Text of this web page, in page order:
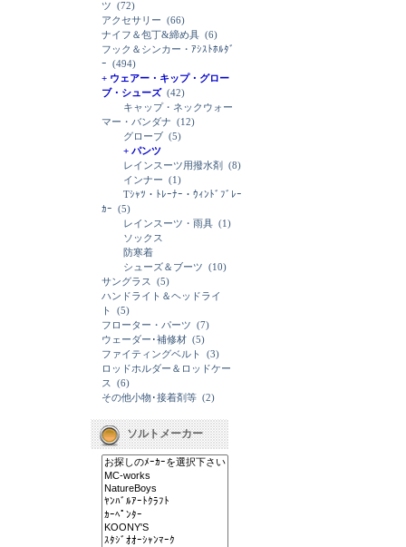
ツ (72)
アクセサリー (66)
ナイフ＆包丁&締め具 (6)
フック＆シンカー・ｱｼｽﾄﾎﾙﾀﾞ
ｰ (494)
+ ウェアー・キップ・グロー
ブ・シューズ(42)
キャップ・ネックウォー
マー・バンダナ (12)
グローブ (5)
+ パンツ
レインスーツ用撥水剤
(8)
インナー (1)
Tｼｬﾂ・ﾄﾚｰﾅｰ・ｳｨﾝﾄﾞﾌﾞﾚｰ
ｶｰ (5)
レインスーツ・雨具 (1)
ソックス
防寒着
シューズ＆ブーツ (10)
サングラス
(5)
ハンドライト＆ヘッドライ
ト
(5)
フローター・パーツ (7)
ウェーダー･補修材 (5)
ファイティングベルト
(3)
ロッドホルダー＆ロッドケー
ス
(6)
その他小物･接着剤等 (2)
ソルトメーカー